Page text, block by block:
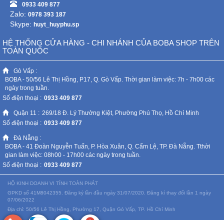
0933 409 877
Zalo: 0978 393 187
Skype: huyt_huyphu.sp
HỆ THỐNG CỬA HÀNG - CHI NHÁNH CỦA BOBA SHOP TRÊN
TOÀN QUỐC
Gò Vấp :
BOBA - 50/56 Lê Thị Hồng, P17, Q. Gò Vấp. Thời gian làm việc: 7h - 7h00 các
ngày trong tuần.
Số điện thoại : 0933 409 877
Quận 11 : 269/18 Đ. Lý Thường Kiệt, Phường Phú Thọ, Hồ Chí Minh
Số điện thoại : 0933 409 877
Đà Nẵng :
BOBA - 41 Đoàn Nguyễn Tuấn, P. Hòa Xuân, Q. Cẩm Lệ, TP. Đà Nẵng. Tthời
gian làm việc: 08h00 - 17h00 các ngày trong tuần.
Số điện thoại : 0933 409 877
HỘ KINH DOANH VI TÍNH TOÀN PHÁT
GPKD số 41M8042355. Đăng ký lần đầu ngày 31/07/2020. Đăng kí thay đổi lần 1 ngày
07/06/2022
Địa chỉ: 50/56 Lê Thị Hồng, Phường 17, Quận Gò Vấp, TP. Hồ Chí Minh